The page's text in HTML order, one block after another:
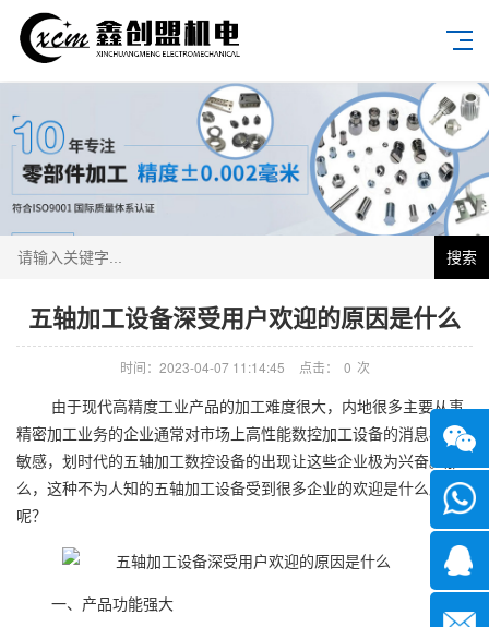
搜索
五轴加工设备深受用户欢迎的原因是什么
时间：2023-04-07 11:14:45 点击： 0 次
由于现代高精度工业产品的加工难度很大，内地很多主要从事
精密加工业务的企业通常对市场上高性能数控加工设备的消息极为
敏感，划时代的五轴加工数控设备的出现让这些企业极为兴奋。那
么，这种不为人知的五轴加工设备受到很多企业的欢迎是什么原因
呢？
一、产品功能强大
微信